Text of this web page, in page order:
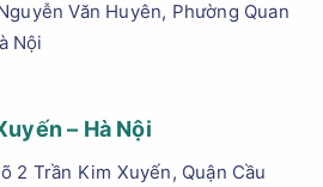
Văn Huyên, Phường Quan
Nội
– Hà Nội
2 Trần Kim Xuyến, Quận Cầu